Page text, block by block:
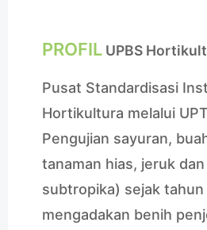
PROFIL UPBS
Pusat Standardisasi
Hortikultura melalui
Pengujian sayuran,
tanaman hias, jeruk
subtropika) sejak
mengadakan benih